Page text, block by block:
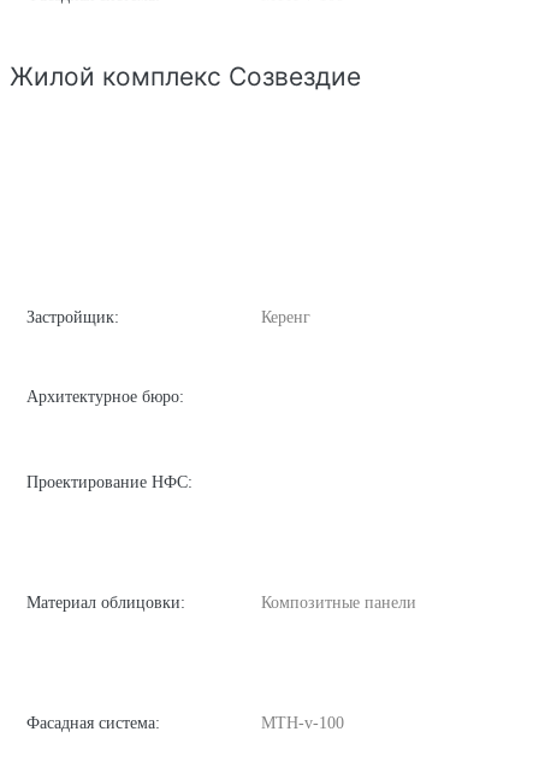
Жилой комплекс Созвездие
Застройщик: Керенг
Архитектурное бюро:
Проектирование НФС:
Материал облицовки: Композитные панели
Фасадная система: MTH-v-100